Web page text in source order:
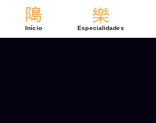
Início Especialidades